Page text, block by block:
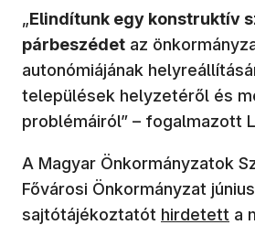
„Elindítunk egy konstruktív
párbeszédet az
autonómiájának
települések helyzetéről és
problémáiról” – fogalmazott
A Magyar Önkormányzatok
Fővárosi Önkormányzat
sajtótájékoztatót hirdetett a